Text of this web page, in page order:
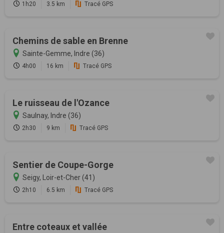
1h20 3.5 km Tracé GPS
Chemins de sable en Brenne
Sainte-Gemme, Indre (36)
4h00 16 km Tracé GPS
Le ruisseau de l'Ozance
Saulnay, Indre (36)
2h30 9 km Tracé GPS
Sentier de Coupe-Gorge
Seigy, Loir-et-Cher (41)
2h10 6.5 km Tracé GPS
Entre coteaux et vallée